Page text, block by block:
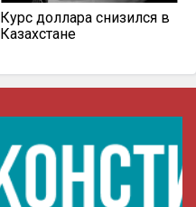
Курс доллара снизился в
Казахстане